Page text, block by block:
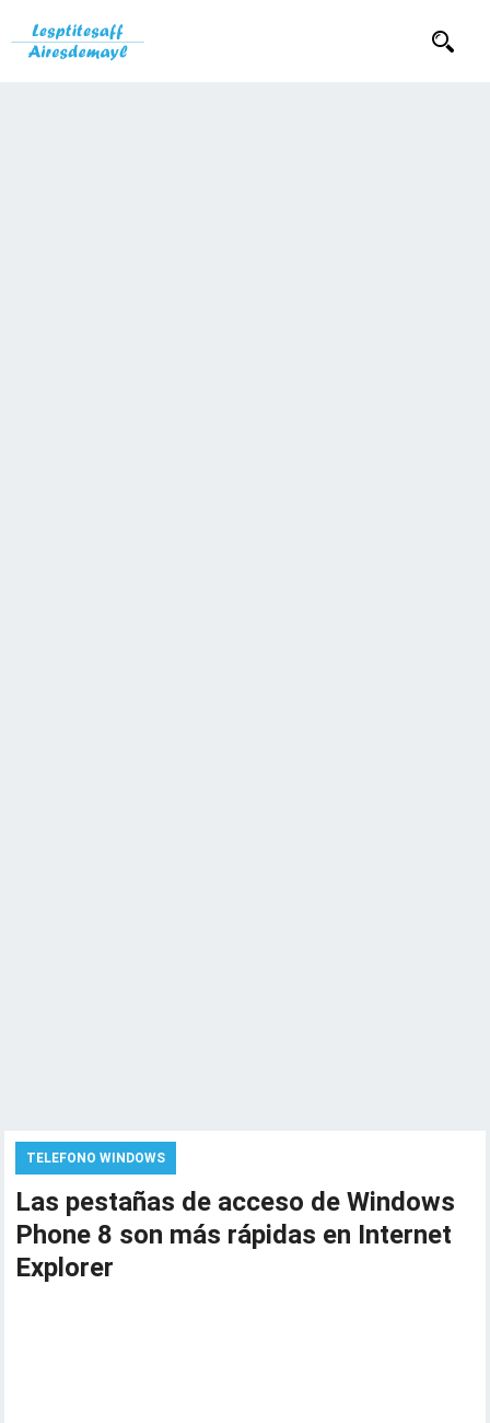
TELEFONO WINDOWS
Las pestañas de acceso de Windows
Phone 8 son más rápidas en Internet
Explorer